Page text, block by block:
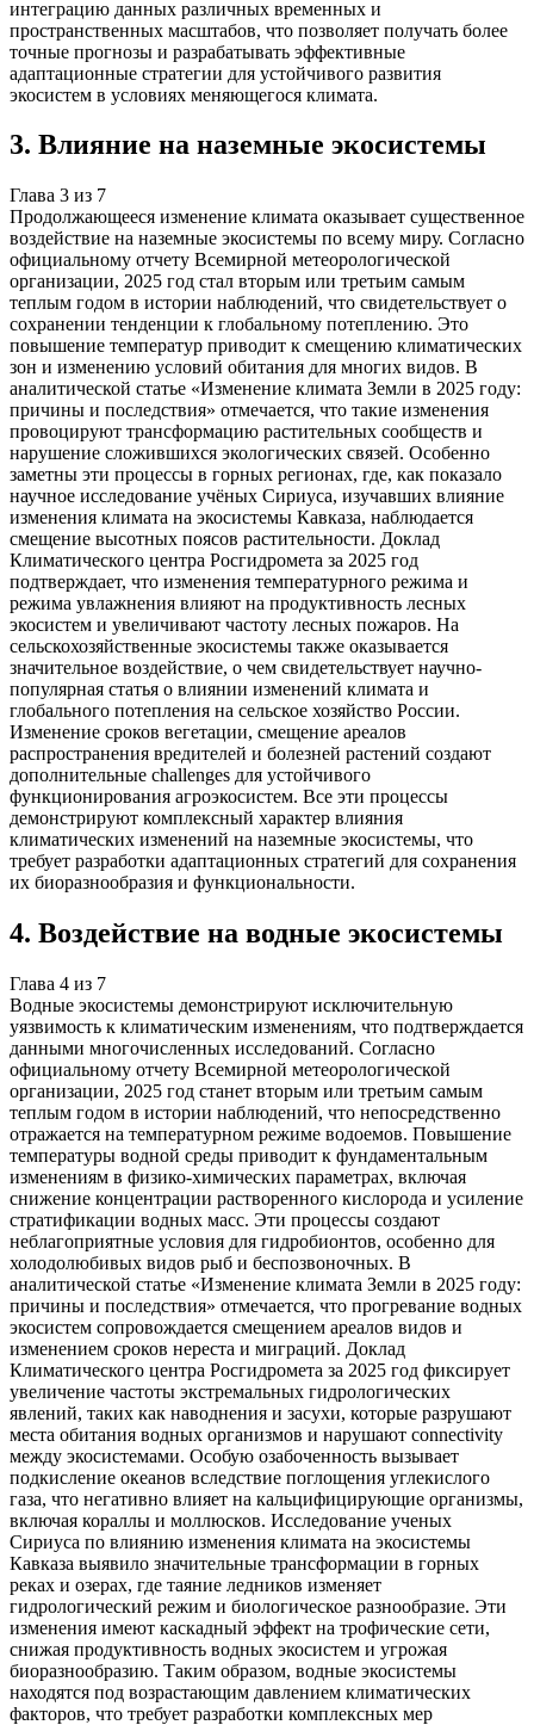
интеграцию данных различных временных и
пространственных масштабов, что позволяет получать более
точные прогнозы и разрабатывать эффективные
адаптационные стратегии для устойчивого развития
экосистем в условиях меняющегося климата.
3. Влияние на наземные экосистемы
Глава 3 из 7
Продолжающееся изменение климата оказывает существенное
воздействие на наземные экосистемы по всему миру. Согласно
официальному отчету Всемирной метеорологической
организации, 2025 год стал вторым или третьим самым
теплым годом в истории наблюдений, что свидетельствует о
сохранении тенденции к глобальному потеплению. Это
повышение температур приводит к смещению климатических
зон и изменению условий обитания для многих видов. В
аналитической статье «Изменение климата Земли в 2025 году:
причины и последствия» отмечается, что такие изменения
провоцируют трансформацию растительных сообществ и
нарушение сложившихся экологических связей. Особенно
заметны эти процессы в горных регионах, где, как показало
научное исследование учёных Сириуса, изучавших влияние
изменения климата на экосистемы Кавказа, наблюдается
смещение высотных поясов растительности. Доклад
Климатического центра Росгидромета за 2025 год
подтверждает, что изменения температурного режима и
режима увлажнения влияют на продуктивность лесных
экосистем и увеличивают частоту лесных пожаров. На
сельскохозяйственные экосистемы также оказывается
значительное воздействие, о чем свидетельствует научно-
популярная статья о влиянии изменений климата и
глобального потепления на сельское хозяйство России.
Изменение сроков вегетации, смещение ареалов
распространения вредителей и болезней растений создают
дополнительные challenges для устойчивого
функционирования агроэкосистем. Все эти процессы
демонстрируют комплексный характер влияния
климатических изменений на наземные экосистемы, что
требует разработки адаптационных стратегий для сохранения
их биоразнообразия и функциональности.
4. Воздействие на водные экосистемы
Глава 4 из 7
Водные экосистемы демонстрируют исключительную
уязвимость к климатическим изменениям, что подтверждается
данными многочисленных исследований. Согласно
официальному отчету Всемирной метеорологической
организации, 2025 год станет вторым или третьим самым
теплым годом в истории наблюдений, что непосредственно
отражается на температурном режиме водоемов. Повышение
температуры водной среды приводит к фундаментальным
изменениям в физико-химических параметрах, включая
снижение концентрации растворенного кислорода и усиление
стратификации водных масс. Эти процессы создают
неблагоприятные условия для гидробионтов, особенно для
холодолюбивых видов рыб и беспозвоночных. В
аналитической статье «Изменение климата Земли в 2025 году:
причины и последствия» отмечается, что прогревание водных
экосистем сопровождается смещением ареалов видов и
изменением сроков нереста и миграций. Доклад
Климатического центра Росгидромета за 2025 год фиксирует
увеличение частоты экстремальных гидрологических
явлений, таких как наводнения и засухи, которые разрушают
места обитания водных организмов и нарушают connectivity
между экосистемами. Особую озабоченность вызывает
подкисление океанов вследствие поглощения углекислого
газа, что негативно влияет на кальцифицирующие организмы,
включая кораллы и моллюсков. Исследование ученых
Сириуса по влиянию изменения климата на экосистемы
Кавказа выявило значительные трансформации в горных
реках и озерах, где таяние ледников изменяет
гидрологический режим и биологическое разнообразие. Эти
изменения имеют каскадный эффект на трофические сети,
снижая продуктивность водных экосистем и угрожая
биоразнообразию. Таким образом, водные экосистемы
находятся под возрастающим давлением климатических
факторов, что требует разработки комплексных мер